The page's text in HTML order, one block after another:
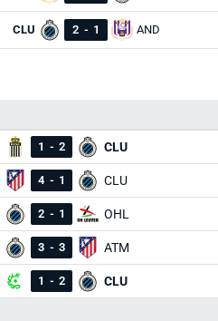
CLU 2 - 1 AND
1 - 2 CLU
4 - 1 CLU
2 - 1 OHL
3 - 3 ATM
1 - 2 CLU